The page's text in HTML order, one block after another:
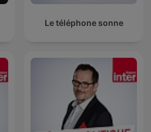
Le téléphone sonne